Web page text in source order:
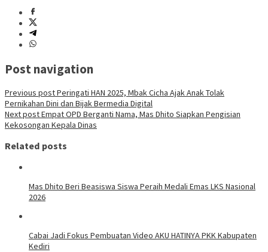
Post navigation
Previous postPeringati HAN 2025, Mbak Cicha Ajak Anak Tolak
Pernikahan Dini dan Bijak Bermedia Digital
Next postEmpat OPD Berganti Nama, Mas Dhito Siapkan Pengisian
Kekosongan Kepala Dinas
Related posts
Mas Dhito Beri Beasiswa Siswa Peraih Medali Emas LKS Nasional
2026
Cabai Jadi Fokus Pembuatan Video AKU HATINYA PKK Kabupaten
Kediri